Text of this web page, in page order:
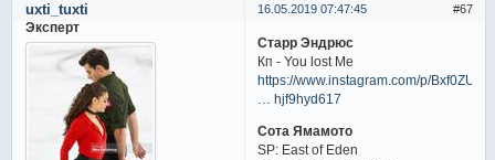
67
16.05.2019 07:47:45
uxti_tuxti
Эксперт
Старр Эндрюс
Кп - You lost Me
https://www.instagram.com/p/
… hjf9hyd617
Сота Ямамото
SP: East of Eden